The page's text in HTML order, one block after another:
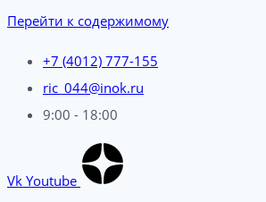
Перейти к содержимому
+7 (4012) 777-155
ric_044@inok.ru
9:00 - 18:00
Vk Youtube